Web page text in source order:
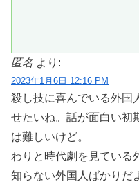
匿名 より:
2023年1月6日 12:16 PM
殺し技に喜んでいる外国
せたいね。話が面白い初
は難しいけど。
わりと時代劇を見ている
知らない外国人ばかりだ